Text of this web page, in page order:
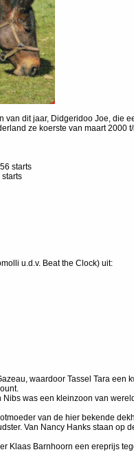
van dit jaar, Didgeridoo Joe, die
ze koerste van maart
starts
starts
u.d.v. Beat the Clock) uit:
waardoor Tassel Tara een
was een kleinzoon van
van de hier bekende
Van Nancy Hanks staan op
Klaas Barnhoorn een ereprijs